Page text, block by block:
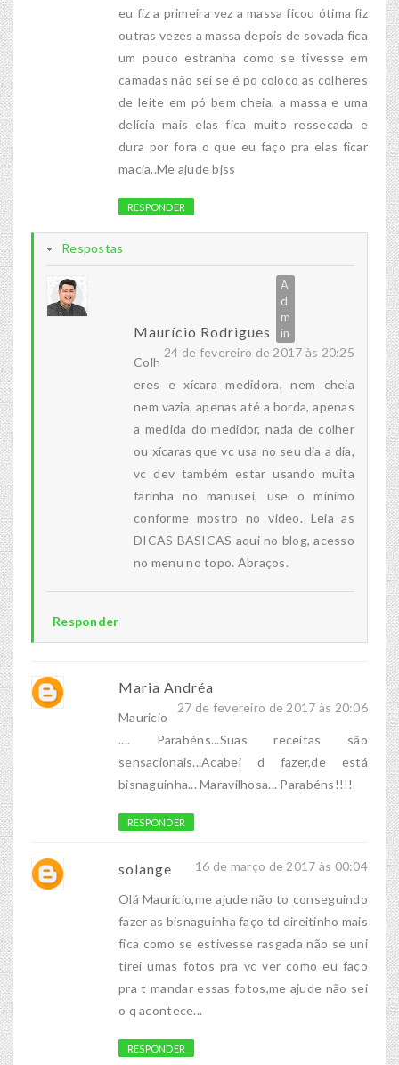
eu fiz a primeira vez a massa ficou ótima fiz
outras vezes a massa depois de sovada fica
um pouco estranha como se tivesse em
camadas não sei se é pq coloco as colheres
de leite em pó bem cheia, a massa e uma
delícia mais elas fica muito ressecada e
dura por fora o que eu faço pra elas ficar
macia..Me ajude bjss
RESPONDER
Respostas
Maurício Rodrigues
24 de fevereiro de 2017 às 20:25
Colh
eres e xícara medidora, nem cheia
nem vazia, apenas até a borda, apenas
a medida do medidor, nada de colher
ou xícaras que vc usa no seu dia a dia,
vc dev também estar usando muita
farinha no manusei, use o mínimo
conforme mostro no video. Leia as
DICAS BASICAS aqui no blog, acesso
no menu no topo. Abraços.
Responder
Maria Andréa
27 de fevereiro de 2017 às 20:06
Mauricio
.... Parabéns...Suas receitas são
sensacionais...Acabei d fazer,de está
bisnaguinha... Maravilhosa... Parabéns!!!!
RESPONDER
solange 16 de março de 2017 às 00:04
Olá Maurício,me ajude não to conseguindo
fazer as bisnaguinha faço td direitinho mais
fica como se estivesse rasgada não se uni
tirei umas fotos pra vc ver como eu faço
pra t mandar essas fotos,me ajude não sei
o q acontece...
RESPONDER